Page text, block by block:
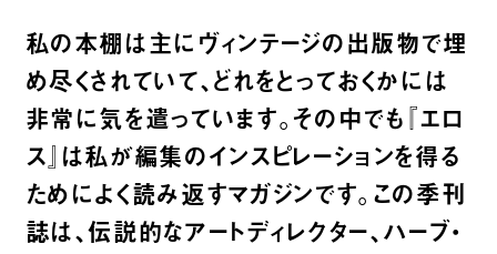
私の本棚は主にヴィンテージの出版物で埋
め尽くされていて、どれをとっておくかには
非常に気を遣っています。その中でも『エロ
ス』は私が編集のインスピレーションを得る
ためによく読み返すマガジンです。この季刊
誌は、伝説的なアートディレクター、ハーブ・